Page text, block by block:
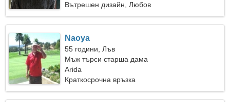
Вътрешен дизайн, Любов
Naoya
55 години, Лъв
Мъж търси старша дама
Arida
Краткосрочна връзка